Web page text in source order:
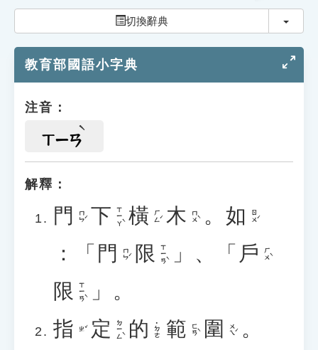
貓頭鷹博士
切換辭典 切換
教育部國語小字典
注音：
ㄒㄧㄢ
解釋：
門 ㄇㄣˊ 下 ㄒㄧㄚˋ 橫 ㄏㄥˊ 木 ㄇㄨˋ 。 如 ㄖㄨˊ
：「 門 ㄇㄣˊ 限 ㄒㄧㄢˋ 」、「 戶 ㄏㄨˋ
限 ㄒㄧㄢˋ
」。
指
ㄓˇ 定 ㄉㄧㄥˋ 的 ˙ㄉㄜ 範 ㄈㄢˋ 圍 ㄨㄟˊ 。